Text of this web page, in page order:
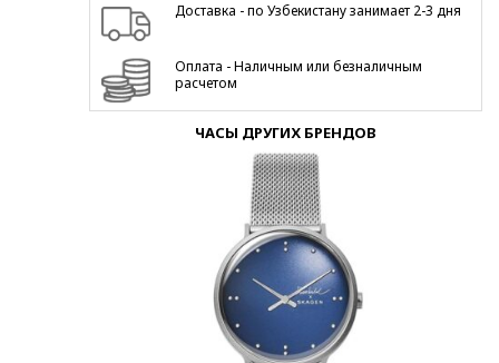
Доставка - по Узбекистану занимает 2-3 дня
Оплата - Наличным или безналичным
расчетом
ЧАСЫ ДРУГИХ БРЕНДОВ